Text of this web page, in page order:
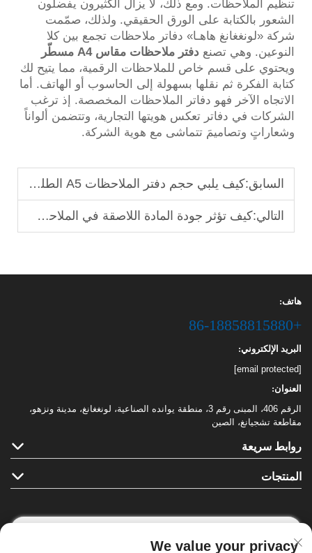
تنظيم الملاحظات. ومع ذلك، لا يزال الكثيرون يفضلون
الشعور بالكتابة على الورق الحقيقي. ولذلك، صمّمت
شركة «لونغغانغ هاهـا» دفاتر ملاحظات تجمع بين كلا
النوعين. وهي تصنع دفتر ملاحظات مقاس A4 مسطّر
ويحتوي على قسم خاص للملاحظات الرقمية، مما يتيح لك
كتابة الفكرة ثم نقلها بسهولة إلى الحاسوب أو الهاتف. أما
الاتجاه الآخر فهو دفاتر الملاحظات المخصصة. إذ ترغب
الشركات في دفاتر تعكس هويتها التجارية، وتتضمن ألواناً
وشعاراتٍ وتصاميمَ تتماشى مع هوية الشركة.
السابق:كيف يلبي حجم دفتر الملاحظات A5 الطلب العالمي
التالي:كيف تؤثر جودة المادة اللاصقة في الملاحظات اللاصقة على إنتاج الكتل
هاتف:
+86-18858815880
البريد الإلكتروني:
[email protected]
العنوان:
الرقم 406، المبنى رقم 3، منطقة يوانده الصناعية، لونغغانغ، مدينة ونزهو،
مقاطعة تشجيانغ، الصين
روابط سريعة
المنتجات
We value your privacy